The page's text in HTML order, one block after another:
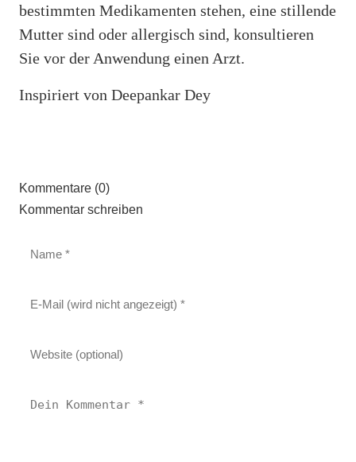
bestimmten Medikamenten stehen, eine stillende
Mutter sind oder allergisch sind, konsultieren
Sie vor der Anwendung einen Arzt.
Inspiriert von Deepankar Dey
Kommentare (0)
Kommentar schreiben